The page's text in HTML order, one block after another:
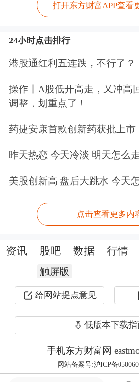
船舶进出中国港口，禁
海上运输相关数据、信息
中国港口的国际海上运输
务”。
收费情况中的前两条指名
船东和中国船厂，同时
国造船业，增加税收。
他表示，港口费将大幅
中国船舶的运营成本，
的12000TEU集装箱船舶
次美国港口的费用，船
美元／TEU的运营成本
120美元／TEU的运营成
打开东方财富APP查看
24小时点击排行
港股通红利五连跌，不行了？
操作丨A股低开高走，又冲高
调整，划重点了！
药捷安康首款创新药获批上市
昨天热恋 今天冷淡 明天怎么走
美股创新高 盘后大跳水 今天
点击查看更多内
资讯 股吧 数据 行情
触屏版
给网站提点意见
低版本下载指
手机东方财富网
网站备案号:沪ICP备